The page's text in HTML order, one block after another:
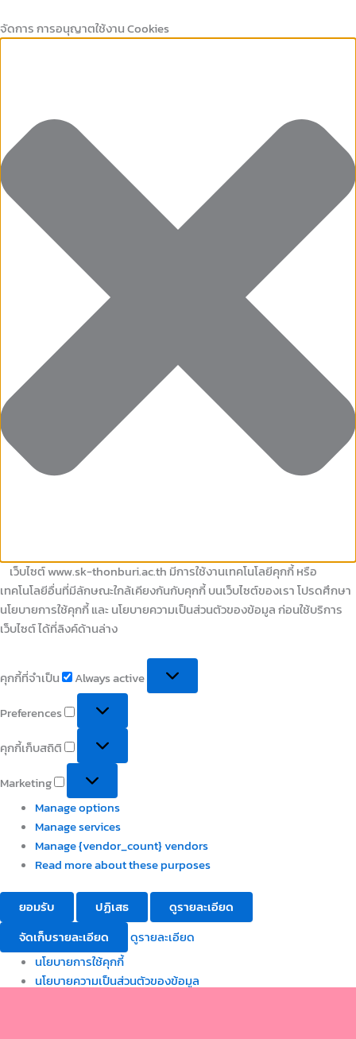
จัดการ การอนุญาตใช้งาน Cookies
เว็บไซต์ www.sk-thonburi.ac.th มีการใช้งานเทคโนโลยีคุกกี้ หรือ
เทคโนโลยีอื่นที่มีลักษณะใกล้เคียงกันกับคุกกี้ บนเว็บไซต์ของเรา โปรดศึกษา
นโยบายการใช้คุกกี้ และ นโยบายความเป็นส่วนตัวของข้อมูล ก่อนใช้บริการ
เว็บไซต์ ได้ที่ลิงค์ด้านล่าง
คุกกี้ที่จำเป็น
ที่
จำเป็น
Always active
Preferences
คุกกี้เก็บสถิติ
เก็บ
สถิติ
Marketing
Manage options
Manage services
Manage {vendor_count} vendors
Read more about these purposes
ยอมรับ ปฏิเสธ
ดูรายละเอียด
จัดเก็บรายละเอียด
ดูรายละเอียด
นโยบายการใช้คุกกี้
นโยบายความเป็นส่วนตัวของข้อมูล
to